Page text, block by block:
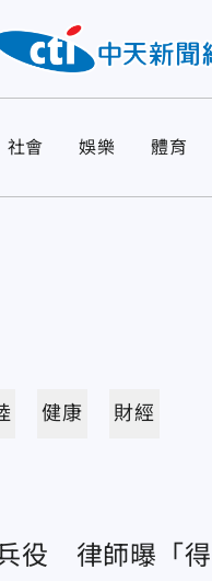
社會 娛樂 體育
健康 財經
役 律師曝「得